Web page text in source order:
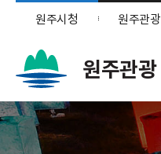
원주시청 원주관광
원주관광